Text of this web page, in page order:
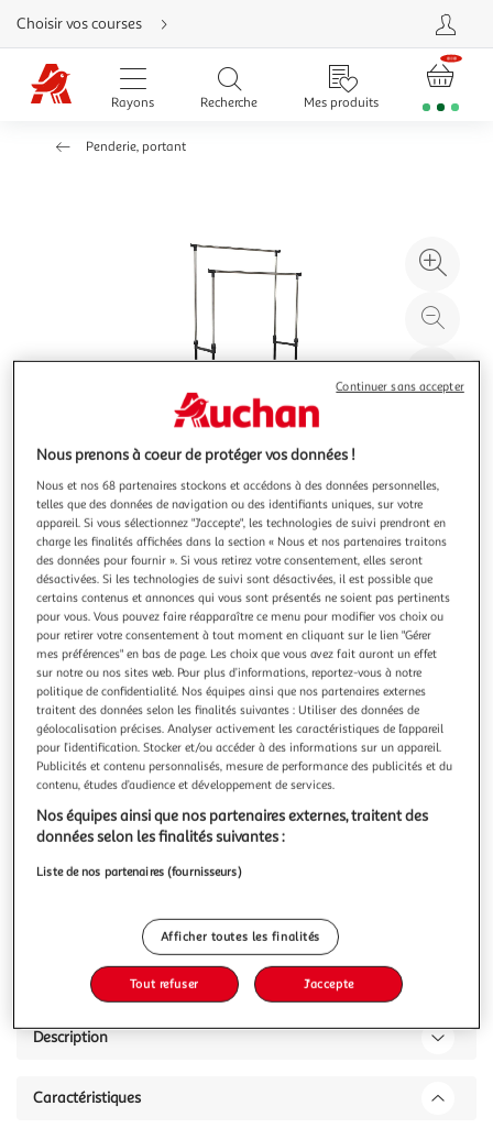
Aller
directement
au
contenu
Aller
directement
Aller
Choisir vos courses
Rayons Recherche Mes produits
Penderie, portant
à
100
le
Illustration
précédente
Illustration
suivante
JE CHERCHE UNE IDEE
Portant à vêtements roulettes double 160cm noir
Informations Techniques : Dimensions : L. 83 x l. 53 x H. 90-
160 cm Matière : Métal Spécificités : Pratique & Utile
Portant à Vêtements Sur Roulettes Contient 2 Barres
Hauteur réglable (de 90 à 160 cm) Charge maximale : 10
kg Couleur : Noir
En savoir +
Vendu parParis Prix
Livr. ou retrait dès 3/4 jours
A partir de 7,99€
Plus d'options
Vendu parParis Prix
-22 %
dont 0,20€ d'éco part. mobilier.
Description
Caractéristiques
Nous prenons à coeur de protéger vos données !
Nous et nos 68 partenaires stockons et accédons à des données personnelles,
telles que des données de navigation ou des identifiants uniques, sur votre
appareil. Si vous sélectionnez "J'accepte", les technologies de suivi prendront en
charge les finalités affichées dans la section « Nous et nos partenaires traitons
des données pour fournir ». Si vous retirez votre consentement, elles seront
désactivées. Si les technologies de suivi sont désactivées, il est possible que
certains contenus et annonces qui vous sont présentés ne soient pas pertinents
pour vous. Vous pouvez faire réapparaître ce menu pour modifier vos choix ou
pour retirer votre consentement à tout moment en cliquant sur le lien "Gérer
mes préférences" en bas de page. Les choix que vous avez fait auront un effet
sur notre ou nos sites web. Pour plus d’informations, reportez-vous à notre
politique de confidentialité. Nos équipes ainsi que nos partenaires externes
traitent des données selon les finalités suivantes : Utiliser des données de
géolocalisation précises. Analyser activement les caractéristiques de l’appareil
pour l’identification. Stocker et/ou accéder à des informations sur un appareil.
Publicités et contenu personnalisés, mesure de performance des publicités et du
contenu, études d’audience et développement de services.
Nos équipes ainsi que nos partenaires externes, traitent des
données selon les finalités suivantes :
Liste de nos partenaires (fournisseurs)
Afficher toutes les finalités
Tout refuser J'accepte
Continuer sans accepter